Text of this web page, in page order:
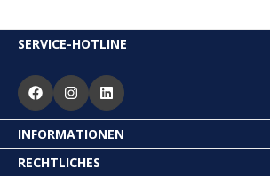
SERVICE-HOTLINE
INFORMATIONEN
RECHTLICHES